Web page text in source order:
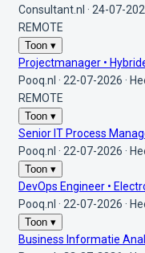
Consultant.nl · 24-07-
REMOTE
Toon ▾
Projectmanager •
Pooq.nl · 22-07-2026 ·
REMOTE
Toon ▾
Senior IT Process
Pooq.nl · 22-07-2026 ·
Toon ▾
DevOps Engineer •
Pooq.nl · 22-07-2026 ·
Toon ▾
Business Informatie